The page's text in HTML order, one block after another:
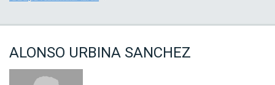
ALONSO URBINA SANCHEZ